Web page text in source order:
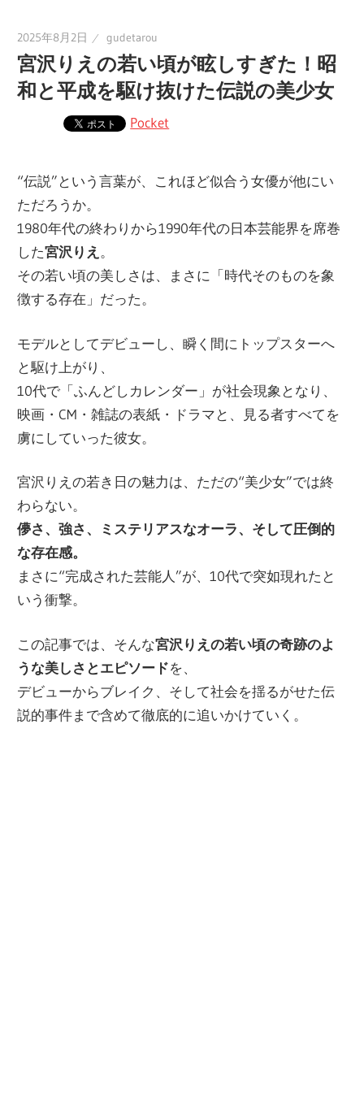
2025年8月2日 gudetarou
宮沢りえの若い頃が眩しすぎた！昭
和と平成を駆け抜けた伝説の美少女
Pocket
“伝説”という言葉が、これほど似合う女優が他にい
ただろうか。
1980年代の終わりから1990年代の日本芸能界を席巻
した宮沢りえ 。
その若い頃の美しさは、まさに「時代そのものを象
徴する存在」だった。
モデルとしてデビューし、瞬く間にトップスターへ
と駆け上がり、
10代で「ふんどしカレンダー」が社会現象となり、
映画・CM・雑誌の表紙・ドラマと、見る者すべてを
虜にしていった彼女。
宮沢りえの若き日の魅力は、ただの“美少女”では終
わらない。
儚さ、強さ、ミステリアスなオーラ、そして圧倒的
な存在感。
まさに“完成された芸能人”が、10代で突如現れたと
いう衝撃。
この記事では、そんな宮沢りえの若い頃の奇跡のよ
うな美しさとエピソードを、
デビューからブレイク、そして社会を揺るがせた伝
説的事件まで含めて徹底的に追いかけていく。